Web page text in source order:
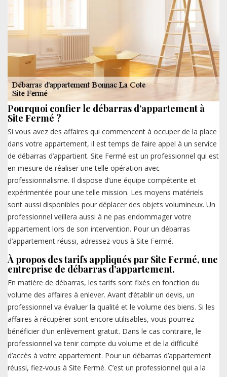
Pourquoi confier le débarras d’appartement à
Site Fermé ?
Si vous avez des affaires qui commencent à occuper de la place
dans votre appartement, il est temps de faire appel à un service
de débarras d’appartient. Site Fermé est un professionnel qui est
en mesure de réaliser une telle opération avec
professionnalisme. Il dispose d’une équipe compétente et
expérimentée pour une telle mission. Les moyens matériels
sont aussi disponibles pour déplacer des objets volumineux. Un
professionnel veillera aussi à ne pas endommager votre
appartement lors de son intervention. Pour un débarras
d’appartement réussi, adressez-vous à Site Fermé.
À propos des tarifs appliqués par Site Fermé, une
entreprise de débarras d’appartement.
En matière de débarras, les tarifs sont fixés en fonction du
volume des affaires à enlever. Avant d’établir un devis, un
professionnel va évaluer la qualité et le volume des biens. Si les
affaires à récupérer sont encore utilisables, vous pourrez
bénéficier d’un enlèvement gratuit. Dans le cas contraire, le
professionnel va tenir compte du volume et de la difficulté
d’accès à votre appartement. Pour un débarras d’appartement
réussi, fiez-vous à Site Fermé. C’est un professionnel qui a la